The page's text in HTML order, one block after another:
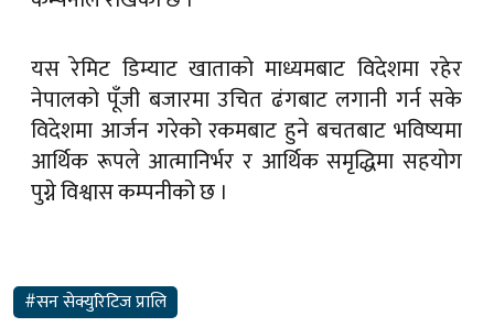
यस रेमिट डिम्याट खाताको माध्यमबाट विदेशमा रहेर
नेपालको पूँजी बजारमा उचित ढंगबाट लगानी गर्न सके
विदेशमा आर्जन गरेको रकमबाट हुने बचतबाट भविष्यमा
आर्थिक रूपले आत्मानिर्भर र आर्थिक समृद्धिमा सहयोग
पुग्ने विश्वास कम्पनीको छ ।
#सन सेक्युरिटिज प्रालि